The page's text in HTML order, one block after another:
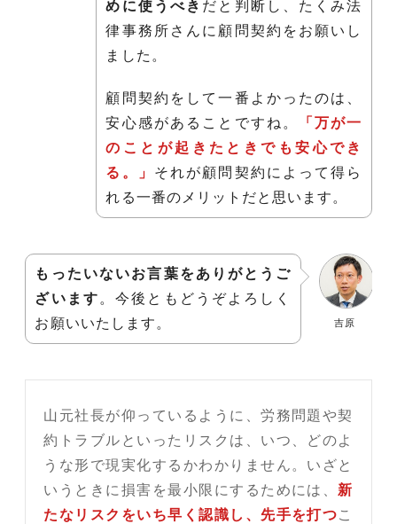
めに使うべき だと判断し、たくみ法
律事務所さんに顧問契約をお願いし
ました。
顧問契約をして一番よかったのは、
安心感があることですね。
「万が一
のことが起きたときでも安心でき
る。」 それが顧問契約によって得ら
れる一番のメリットだと思います。
吉原
もったいないお言葉をありがとうご
ざいます。今後ともどうぞよろしく
お願いいたします。
山元社長が仰っているように、労務問題や契
約トラブルといったリスクは、いつ、どのよ
うな形で現実化するかわかりません。いざと
いうときに損害を最小限にするためには、新
たなリスクをいち早く認識し、先手を打つこ